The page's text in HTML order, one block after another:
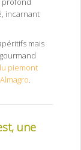
incarnant
mais
piemont
.
une